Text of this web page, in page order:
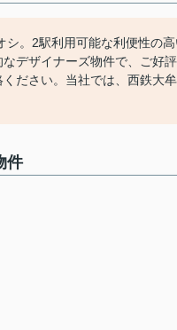
。2駅利用可能な利便性の
デザイナーズ物件で、ご好
ださい。当社では、西鉄大
件